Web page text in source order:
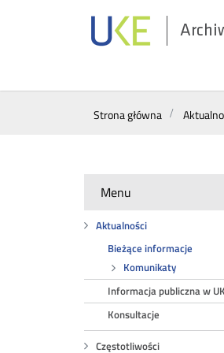
Strona główna
Menu
Aktualności
Bieżące informacje
Komunikaty
Informacja publiczna w
Konsultacje
Częstotliwości